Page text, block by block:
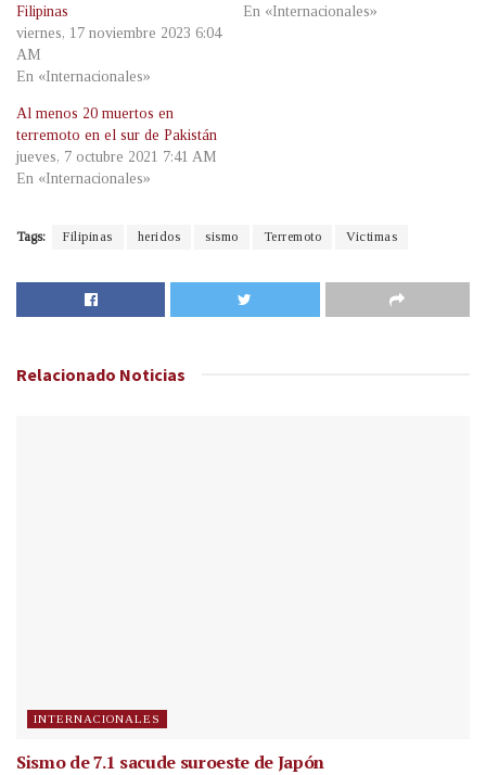
Filipinas
viernes, 17 noviembre 2023 6:04
AM
En «Internacionales»
En «Internacionales»
Al menos 20 muertos en
terremoto en el sur de Pakistán
jueves, 7 octubre 2021 7:41 AM
En «Internacionales»
Tags: Filipinas heridos sismo Terremoto Victimas
Relacionado Noticias
INTERNACIONALES
Sismo de 7.1 sacude suroeste de Japón